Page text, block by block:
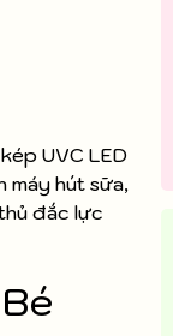
UVC LED
máy hút sữa,
đắc lực